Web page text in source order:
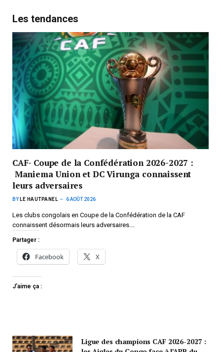
Les tendances
CAF- Coupe de la Confédération 2026-2027 :
Maniema Union et DC Virunga connaissent
leurs adversaires
BY LE HAUTPANEL 6 AOÛT 2026
Les clubs congolais en Coupe de la Confédération de la CAF
connaissent désormais leurs adversaires.…
Partager :
Facebook X
J’aime ça :
Ligue des champions CAF 2026-2027 :